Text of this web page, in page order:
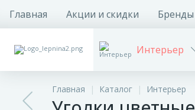
Главная Акции и скидки Бренды
Интерьер
Главная Каталог Интерьер